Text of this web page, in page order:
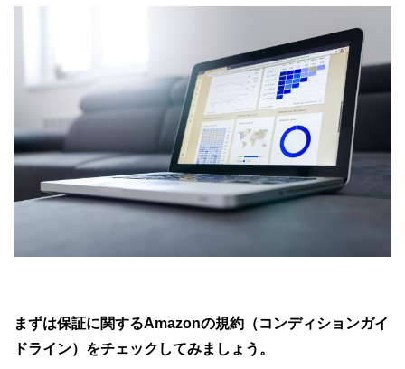
まずは保証に関するAmazonの規約（コンディションガイ
ドライン）をチェックしてみましょう。